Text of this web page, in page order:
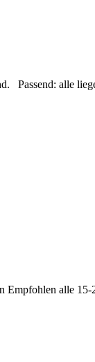
Passend: alle
alle 15-